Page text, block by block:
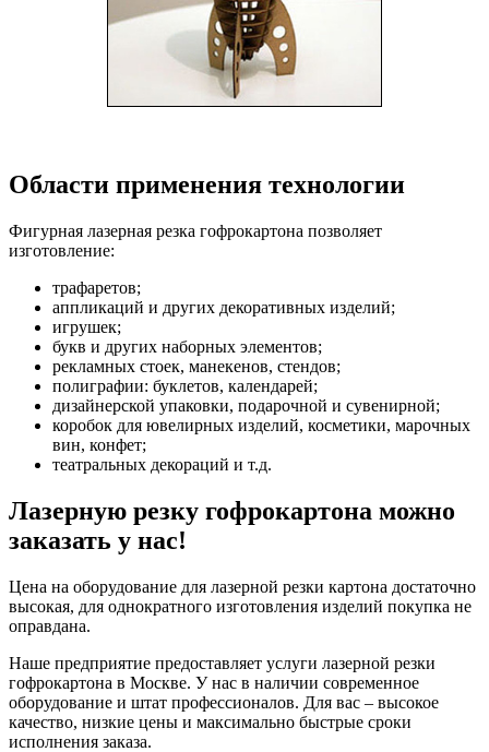
Области применения технологии
Фигурная лазерная резка гофрокартона позволяет
изготовление:
трафаретов;
аппликаций и других декоративных изделий;
игрушек;
букв и других наборных элементов;
рекламных стоек, манекенов, стендов;
полиграфии: буклетов, календарей;
дизайнерской упаковки, подарочной и сувенирной;
коробок для ювелирных изделий, косметики, марочных
вин, конфет;
театральных декораций и т.д.
Лазерную резку гофрокартона можно
заказать у нас!
Цена на оборудование для лазерной резки картона достаточно
высокая, для однократного изготовления изделий покупка не
оправдана.
Наше предприятие предоставляет услуги лазерной резки
гофрокартона в Москве. У нас в наличии современное
оборудование и штат профессионалов. Для вас – высокое
качество, низкие цены и максимально быстрые сроки
исполнения заказа.